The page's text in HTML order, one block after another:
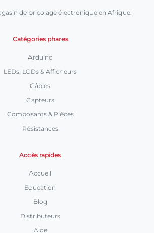
de bricolage électronique en Afrique.
Catégories phares
Arduino
LEDs, LCDs & Afficheurs
Câbles
Capteurs
Composants & Pièces
Résistances
Accès rapides
Accueil
Education
Blog
Distributeurs
Aide